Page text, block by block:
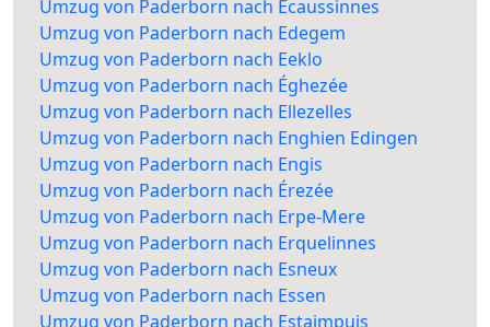
Umzug von Paderborn nach Écaussinnes
Umzug von Paderborn nach Edegem
Umzug von Paderborn nach Eeklo
Umzug von Paderborn nach Éghezée
Umzug von Paderborn nach Ellezelles
Umzug von Paderborn nach Enghien Edingen
Umzug von Paderborn nach Engis
Umzug von Paderborn nach Érezée
Umzug von Paderborn nach Erpe-Mere
Umzug von Paderborn nach Erquelinnes
Umzug von Paderborn nach Esneux
Umzug von Paderborn nach Essen
Umzug von Paderborn nach Estaimpuis